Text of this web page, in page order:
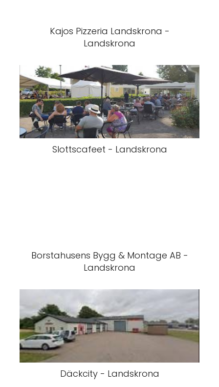
Kajos Pizzeria Landskrona -
Landskrona
Slottscafeet - Landskrona
Borstahusens Bygg & Montage AB -
Landskrona
Däckcity - Landskrona